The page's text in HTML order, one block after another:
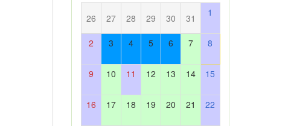
26 27 28 29 30 31 1
2 3 4 5 6 7 8
9 10 11 12 13 14 15
16 17 18 19 20 21 22